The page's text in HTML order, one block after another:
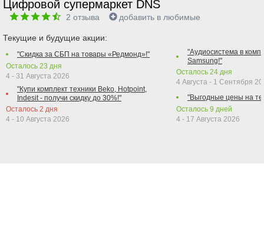
Цифровой супермаркет DNS
2 отзыва добавить в любимые
Текущие и будущие акции:
"Скидка за СБП на товары «Редмонд»!"
Осталось 23 дня
4 - 31 Августа 2026
"Купи комплект техники Beko, Hotpoint,
Indesit - получи скидку до 30%!"
Осталось 2 дня
4 - 10 Августа 2026
"Аудиосистема в
Samsung!"
Осталось 24 дня
4 Августа - 1 Сентября
"Выгодные цены на
Осталось 9 дней
4 - 17 Августа 2026